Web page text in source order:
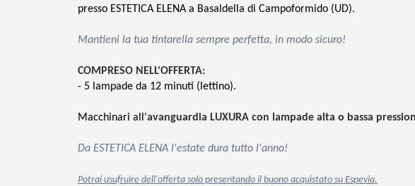
presso ESTETICA ELENA a Basaldella di Campoformido (UD).
Mantieni la tua tintarella sempre perfetta, in modo sicuro!
COMPRESO NELL'OFFERTA:
- 5 lampade da 12 minuti (lettino).
Macchinari all'avanguardia LUXURA con lampade alta o bassa
Da ESTETICA ELENA l'estate dura tutto l'anno!
Potrai usufruire dell'offerta solo presentando il buono acquistato su Espevia.